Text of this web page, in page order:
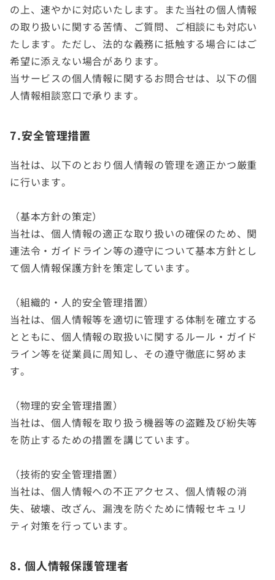
の上、速やかに対応いたします。また当社の個人情報
の取り扱いに関する苦情、ご質問、ご相談にも対応い
たします。ただし、法的な義務に抵触する場合にはご
希望に添えない場合があります。
当サービスの個人情報に関するお問合せは、以下の個
人情報相談窓口で承ります。
7.安全管理措置
当社は、以下のとおり個人情報の管理を適正かつ厳重
に行います。
（基本方針の策定）
当社は、個人情報の適正な取り扱いの確保のため、関
連法令・ガイドライン等の遵守について基本方針とし
て個人情報保護方針を策定しています。
（組織的・人的安全管理措置）
当社は、個人情報等を適切に管理する体制を確立する
とともに、個人情報の取扱いに関するルール・ガイド
ライン等を従業員に周知し、その遵守徹底に努めま
す。
（物理的安全管理措置）
当社は、個人情報を取り扱う機器等の盗難及び紛失等
を防止するための措置を講じています。
（技術的安全管理措置）
当社は、個人情報への不正アクセス、個人情報の消
失、破壊、改ざん、漏洩を防ぐために情報セキュリ
ティ対策を行っています。
8. 個人情報保護管理者